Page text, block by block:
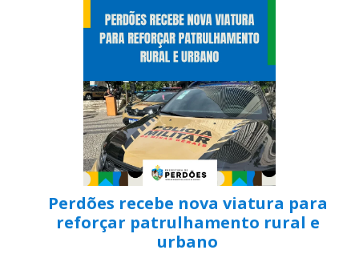
Perdões recebe nova viatura para
reforçar patrulhamento rural e
urbano